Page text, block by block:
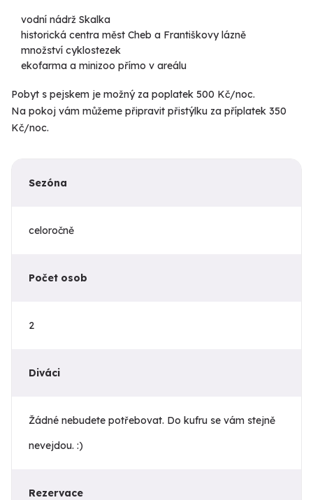
vodní nádrž Skalka
historická centra měst Cheb a Františkovy lázně
množství cyklostezek
ekofarma a minizoo přímo v areálu
Pobyt s pejskem je možný za poplatek 500 Kč/noc.
Na pokoj vám můžeme připravit přistýlku za příplatek 350
Kč/noc.
Sezóna
celoročně
Počet osob
2
Diváci
Žádné nebudete potřebovat. Do kufru se vám stejně
nevejdou. :)
Rezervace